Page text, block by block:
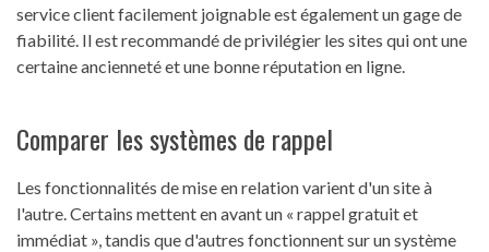
service client facilement joignable est également un gage de
fiabilité. Il est recommandé de privilégier les sites qui ont une
certaine ancienneté et une bonne réputation en ligne.
Comparer les systèmes de rappel
Les fonctionnalités de mise en relation varient d'un site à
l'autre. Certains mettent en avant un « rappel gratuit et
immédiat », tandis que d'autres fonctionnent sur un système